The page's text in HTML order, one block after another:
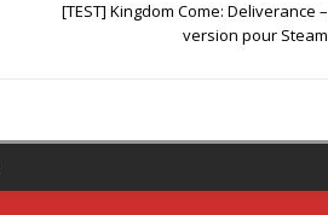
[TEST] Kingdom Come: Deliverance –
version pour Steam